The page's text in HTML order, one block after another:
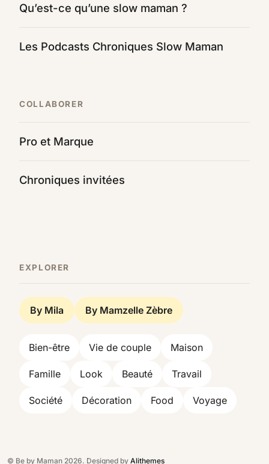
Qu’est-ce qu’une slow maman ?
Les Podcasts Chroniques Slow Maman
COLLABORER
Pro et Marque
Chroniques invitées
EXPLORER
By Mila By Mamzelle Zèbre
Bien-être Vie de couple Maison
Famille Look Beauté Travail
Société Décoration Food Voyage
© Be by Maman 2026. Designed by Alithemes